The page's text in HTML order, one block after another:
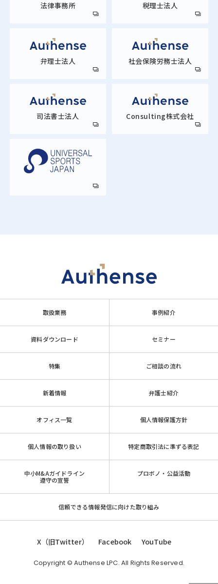
法律事務所 税理士法人
弁理士法人 社会保険労務士法人
司法書士法人 Consulting株式会社
取扱業務 事例紹介
資料ダウンロード セミナー
特集 ご相談の流れ
新着情報 弁護士紹介
オフィス一覧 個人情報保護方針
個人情報の取り扱い 特定商取引法に準ずる表記
中小M&Aガイドライン
遵守の宣誓
プロボノ・公益活動
信頼できる情報発信に向けた取り組み
X（旧Twitter） Facebook YouTube
Copyright © Authense LPC. All Rights Reserved.